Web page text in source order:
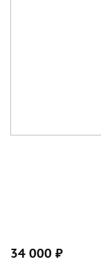
34 000 ₽